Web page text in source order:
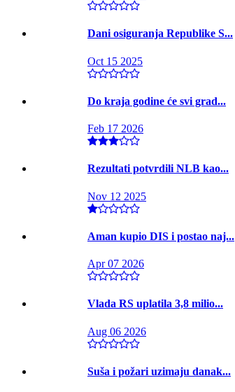
Dani osiguranja Republike S...
Oct 15 2025
Do kraja godine će svi grad...
Feb 17 2026
Rezultati potvrdili NLB kao...
Nov 12 2025
Aman kupio DIS i postao naj...
Apr 07 2026
Vlada RS uplatila 3,8 milio...
Aug 06 2026
Suša i požari uzimaju danak...